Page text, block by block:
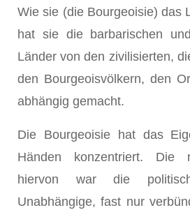
Wie sie (die Bourgeoisie) das
hat sie die barbarischen
Länder von den zivilisierten,
den Bourgeoisvölkern, den
abhängig gemacht.
Die Bourgeoisie hat das
Händen konzentriert. Die
hiervon war die
Unabhängige, fast nur